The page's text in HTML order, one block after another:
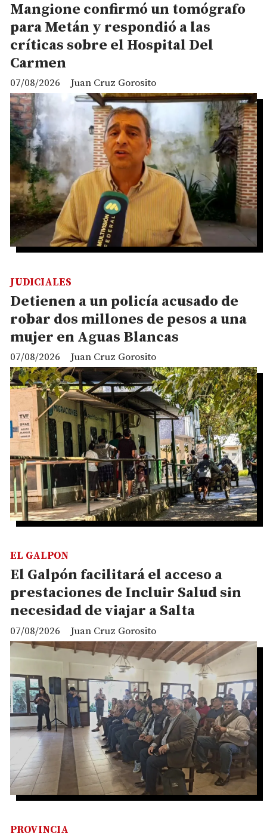
Mangione confirmó un tomógrafo
para Metán y respondió a las
críticas sobre el Hospital Del
Carmen
Juan Cruz Gorosito
07/08/2026
Detienen a un policía acusado de
robar dos millones de pesos a una
mujer en Aguas Blancas
Juan Cruz Gorosito
JUDICIALES
07/08/2026
El Galpón facilitará el acceso a
prestaciones de Incluir Salud sin
necesidad de viajar a Salta
Juan Cruz Gorosito
EL GALPON
07/08/2026
PROVINCIA